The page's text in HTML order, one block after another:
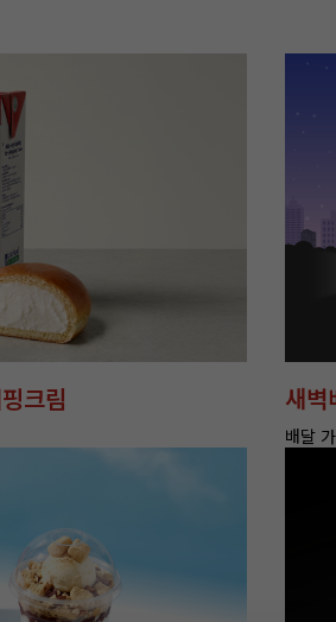
크림 새벽
배달